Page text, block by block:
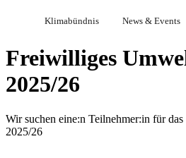
Klimabündnis News & Events
Freiwilliges
2025/26
Wir suchen eine:n Teilnehmer:in für
2025/26